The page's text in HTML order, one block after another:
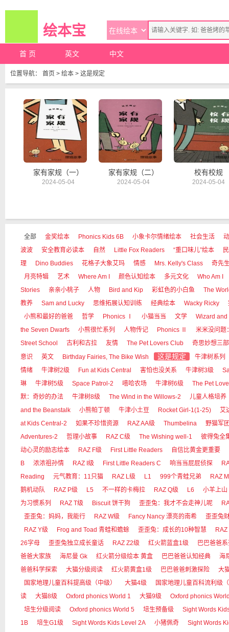
绘本宝
首 页 英文 中文
位置导航： 首页 > 绘本 > 这是规定
家有家规（一）
2024-05-04
家有家规（二）
2024-05-04
校有校规
2024-05-04
全部 金奖绘本 Phonics Kids 6B 小象卡尔情绪绘本 社会生活
波波
安全教育必读本 自然 Little Fox Readers “重口味儿”绘本
理
Dino Buddies 花格子大象艾玛 情感 Mrs. Kelly's Class
奇先
月亮特辑
艺术 Where Am I 颜色认知绘本 多元文化
Who Am I
Stories
亲亲小桃子 人物 Bird and Kip 彩虹色的小白鱼
The
教养
Sam and Lucky 思维拓展认知训练 经典绘本 Wacky Ricky
小熊和最好的爸爸
哲学 Phonics Ⅰ 小猫当当 文学
Wizard and
the Seven Dwarfs
小熊很忙系列 人物传记 Phonics Ⅱ
米米没问题
Street School
古利和古拉 友情 The Pet Lovers Club
奇思妙想三
意识
英文 Birthday Fairies, The Bike Wish 这是规定
牛津树系列
情绪
牛津树2级 Fun at Kids Central 害怕也没关系 牛津树3级
琳
牛津树5级 Space Patrol-2 嘻哈农场 牛津树6级
The Pet
默：奇妙的办法
牛津树8级 The Wind in the Willows-2
儿童人格培养
and the Beanstalk
小熊帕丁顿 牛津小土豆 Rocket Girl-1(1-25)
艾
at Kids Central-2
如果不珍惜资源 RAZ AA级 Thumbelina
野猫军
Adventures-2
哲理小故事 RAZ C级 The Wishing well-1
彼得兔全
动心灵的励志绘本
RAZ F级 First Little Readers
自信比黄金更重要
B
浓浓祖孙情 RAZ I级 First Little Readers C 响当当屁屁侦探
Reading
元气教育：11只猫 RAZ L级 L1 999个青蛙兄弟
RAZ
鹅机动队
RAZ P级 L5 不一样的卡梅拉 RAZ Q级 L6
小羊上山
为习惯系列
RAZ T级 Biscuit 饼干狗 歪歪兔：我才不会走神儿呢
歪歪兔：妈妈，我能行
RAZ W级 Fancy Nancy 漂亮的南希
歪歪兔
RAZ Y级
Frog and Toad 青蛙和蟾蜍 歪歪兔：成长的10种智慧
RAZ
26字母
歪歪兔独立成长童话 RAZ Z2级 红火箭蓝盒1级
巴巴爸爸
爸爸大家族
海尼曼 Gk 红火箭分级绘本 黄盒 巴巴爸爸认知经典
海
爸爸科学探索
大猫分级阅读 红火箭黄盒1级 巴巴爸爸刺激探险
大
国家地理儿童百科提高级（中级）
大猫4级
国家地理儿童百科流利级
读
大猫8级 Oxford phonics World 1 大猫9级
Oxford phonics
培生分级阅读
Oxford phonics World 5 培生预备级
Sight Words
1B
培生G1级 Sight Words Kids Level 2A 小猪佩奇
Sight Words